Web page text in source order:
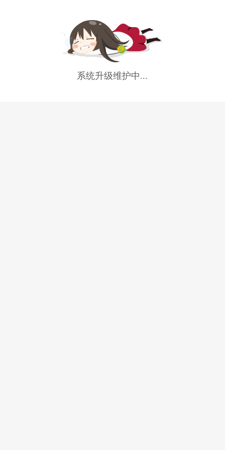
系统升级维护中...